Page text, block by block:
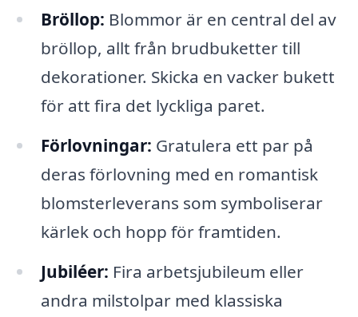
Bröllop: Blommor är en central del av
bröllop, allt från brudbuketter till
dekorationer. Skicka en vacker bukett
för att fira det lyckliga paret.
Förlovningar: Gratulera ett par på
deras förlovning med en romantisk
blomsterleverans som symboliserar
kärlek och hopp för framtiden.
Jubiléer: Fira arbetsjubileum eller
andra milstolpar med klassiska